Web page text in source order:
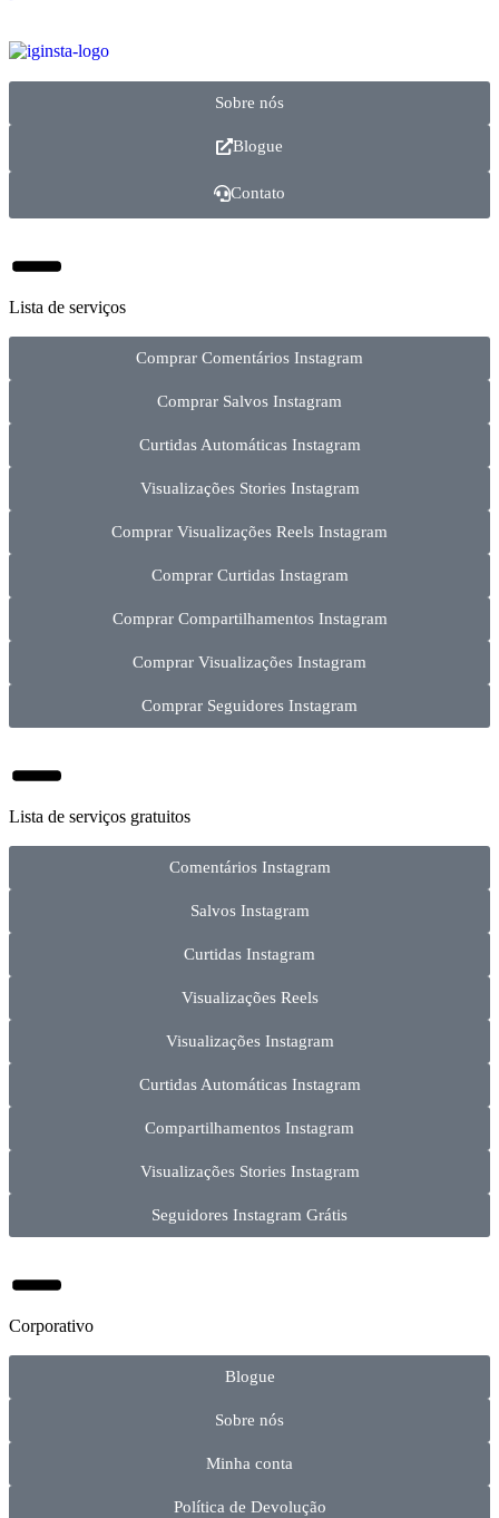
Sobre nós
Blogue
Contato
Lista de serviços
Comprar Comentários Instagram
Comprar Salvos Instagram
Curtidas Automáticas Instagram
Visualizações Stories Instagram
Comprar Visualizações Reels Instagram
Comprar Curtidas Instagram
Comprar Compartilhamentos Instagram
Comprar Visualizações Instagram
Comprar Seguidores Instagram
Lista de serviços gratuitos
Comentários Instagram
Salvos Instagram
Curtidas Instagram
Visualizações Reels
Visualizações Instagram
Curtidas Automáticas Instagram
Compartilhamentos Instagram
Visualizações Stories Instagram
Seguidores Instagram Grátis
Corporativo
Blogue
Sobre nós
Minha conta
Política de Devolução